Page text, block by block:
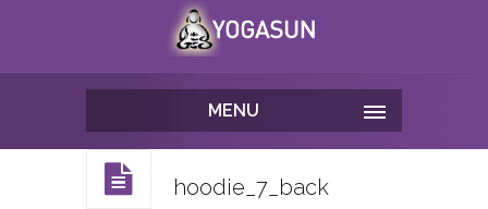
MENU
hoodie_7_back